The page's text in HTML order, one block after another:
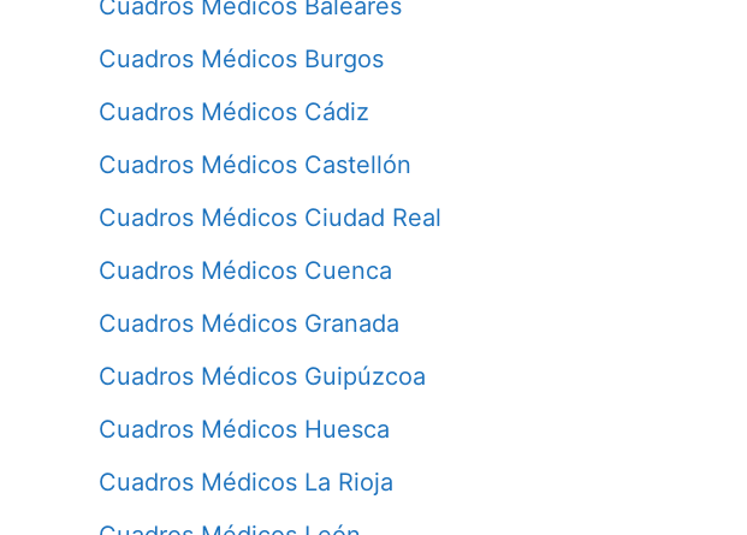
Cuadros Médicos Burgos
Cuadros Médicos Cádiz
Cuadros Médicos Castellón
Cuadros Médicos Ciudad Real
Cuadros Médicos Cuenca
Cuadros Médicos Granada
Cuadros Médicos Guipúzcoa
Cuadros Médicos Huesca
Cuadros Médicos La Rioja